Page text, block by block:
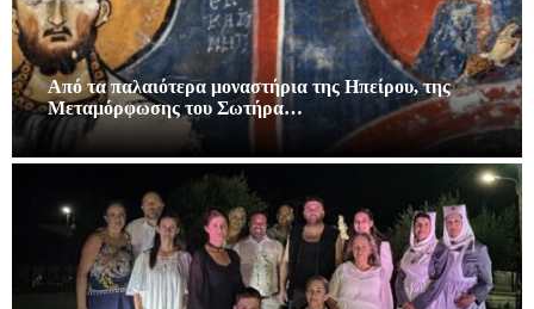
Από τα παλαιότερα μοναστήρια της Ηπείρου, της
Μεταμόρφωσης του Σωτήρα…